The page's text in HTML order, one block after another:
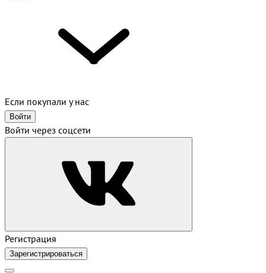
Если покупали у нас
Войти
Войти через соцсети
Регистрация
Зарегистрироваться